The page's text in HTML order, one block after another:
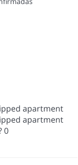
apartment
apartment
0